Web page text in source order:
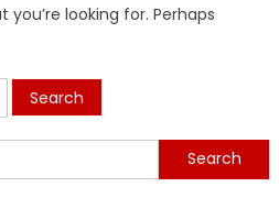
looking for. Perhaps